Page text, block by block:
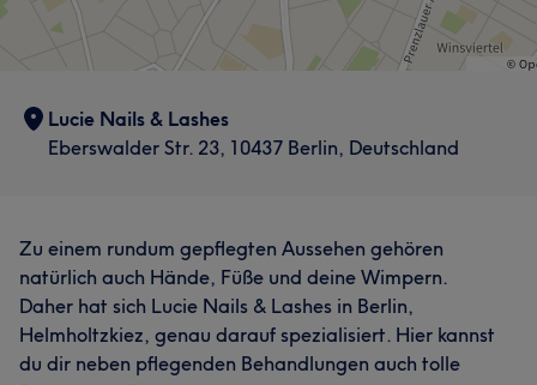
Lucie Nails & Lashes
Eberswalder Str. 23, 10437 Berlin, Deutschland
Zu einem rundum gepflegten Aussehen gehören
natürlich auch Hände, Füße und deine Wimpern.
Daher hat sich Lucie Nails & Lashes in Berlin,
Helmholtzkiez, genau darauf spezialisiert. Hier kannst
du dir neben pflegenden Behandlungen auch tolle